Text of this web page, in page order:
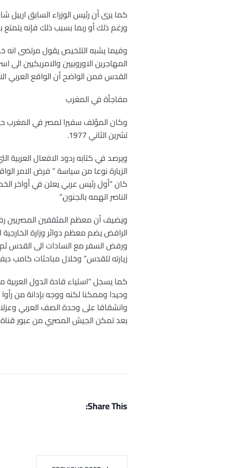
كما يرى أن رئيس الوزراء السابق
ورغم ذلك أو ربما بسبب ذلك فإنه يتمتع
وفيما يشبه التلخيص يقول مرتضى انه
المهاجرين الاوروبيين والامريكيين
القدس فمن الواضح أن الواقع العربي
مفاجأة في المغرب
تشرين الثاني 1977.
الزيارة نوعا من سياسة ” فرض الامر
كان “أول رئيس عربي يعلن في أواخر
الناصر اتهمه بالجنون.”
الرافض يضم معظم دوائر وزارة
ورفض السفر مع السادات الى القدس ثم
زيارته للقدس” وخلال مباحثات كامب
كما يسجل “استياء قادة الدول العربية
وانشقاقا على وحدة الصف العربي
بعد تمكن الجيش المصري من عبور قناة
Share This: